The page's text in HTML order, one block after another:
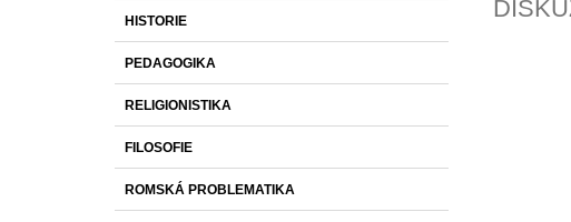
HISTORIE
PEDAGOGIKA
RELIGIONISTIKA
FILOSOFIE
ROMSKÁ PROBLEMATIKA